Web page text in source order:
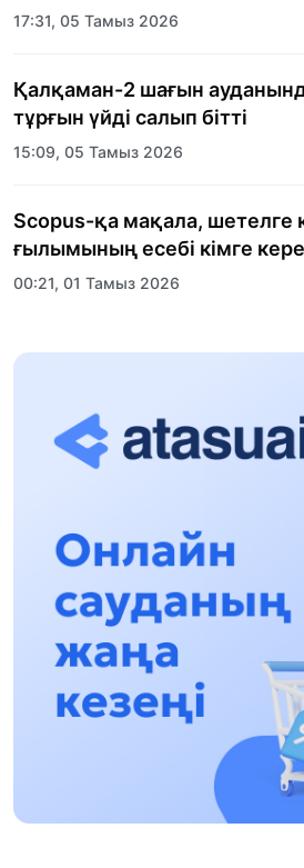
тәрбиеленушілеріне
17:31, 05 Тамыз 2026
Қалқаман-2 шағын
тұрғын үйді салып бітті
15:09, 05 Тамыз 2026
Scopus-қа мақала, шетелге
ғылымының есебі кімге
00:21, 01 Тамыз 2026
«Заң керуені» жобасы:
17:31, 31 Шілде 2026
13:13, 30 Шілде 2026
Асхат Асылбеков: Күшті
тұлғалар керек!
12:01, 28 Шілде 2026
Абзал Достияр: Думан
Алматы түрмесіне
16:15, 27 Шілде 2026